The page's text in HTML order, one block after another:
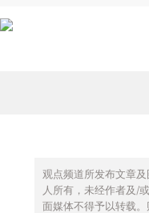
观点频道所发布文章
人所有，未经作者及/
面媒体不得予以转载